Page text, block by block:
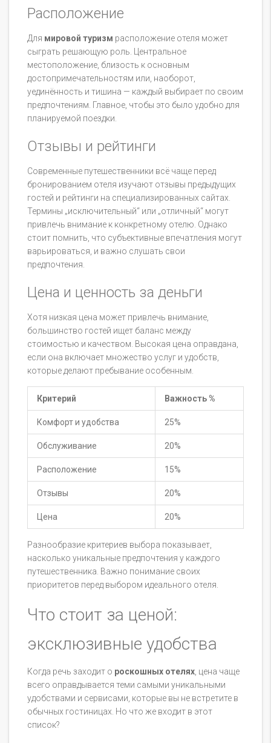
Расположение
Для мировой туризм расположение отеля может
сыграть решающую роль. Центральное
местоположение, близость к основным
достопримечательностям или, наоборот,
уединённость и тишина — каждый выбирает по своим
предпочтениям. Главное, чтобы это было удобно для
планируемой поездки.
Отзывы и рейтинги
Современные путешественники всё чаще перед
бронированием отеля изучают отзывы предыдущих
гостей и рейтинги на специализированных сайтах.
Термины „исключительный“ или „отличный“ могут
привлечь внимание к конкретному отелю. Однако
стоит помнить, что субъективные впечатления могут
варьироваться, и важно слушать свои
предпочтения.
Цена и ценность за деньги
Хотя низкая цена может привлечь внимание,
большинство гостей ищет баланс между
стоимостью и качеством. Высокая цена оправдана,
если она включает множество услуг и удобств,
которые делают пребывание особенным.
Критерий Важность %
Комфорт и удобства 25%
Обслуживание 20%
Расположение 15%
Отзывы 20%
Цена 20%
Разнообразие критериев выбора показывает,
насколько уникальные предпочтения у каждого
путешественника. Важно понимание своих
приоритетов перед выбором идеального отеля.
Что стоит за ценой:
эксклюзивные удобства
Когда речь заходит о роскошных отелях , цена чаще
всего оправдывается теми самыми уникальными
удобствами и сервисами, которые вы не встретите в
обычных гостиницах. Но что же входит в этот
список?